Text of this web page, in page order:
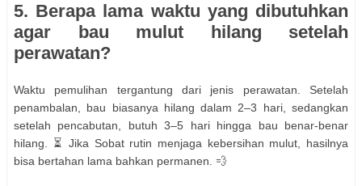
5. Berapa lama waktu yang dibutuhkan
agar bau mulut hilang setelah
perawatan?
Waktu pemulihan tergantung dari jenis perawatan. Setelah
penambalan, bau biasanya hilang dalam 2–3 hari, sedangkan
setelah pencabutan, butuh 3–5 hari hingga bau benar-benar
hilang. ⏳ Jika Sobat rutin menjaga kebersihan mulut, hasilnya
bisa bertahan lama bahkan permanen. 💨